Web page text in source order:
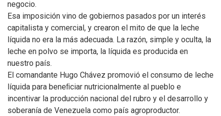
negocio.
Esa imposición vino de gobiernos pasados por un interés
capitalista y comercial, y crearon el mito de que la leche
líquida no era la más adecuada. La razón, simple y oculta, la
leche en polvo se importa, la líquida es producida en
nuestro país.
El comandante Hugo Chávez promovió el consumo de leche
líquida para beneﬁciar nutricionalmente al pueblo e
incentivar la producción nacional del rubro y el desarrollo y
soberanía de Venezuela como país agroproductor.